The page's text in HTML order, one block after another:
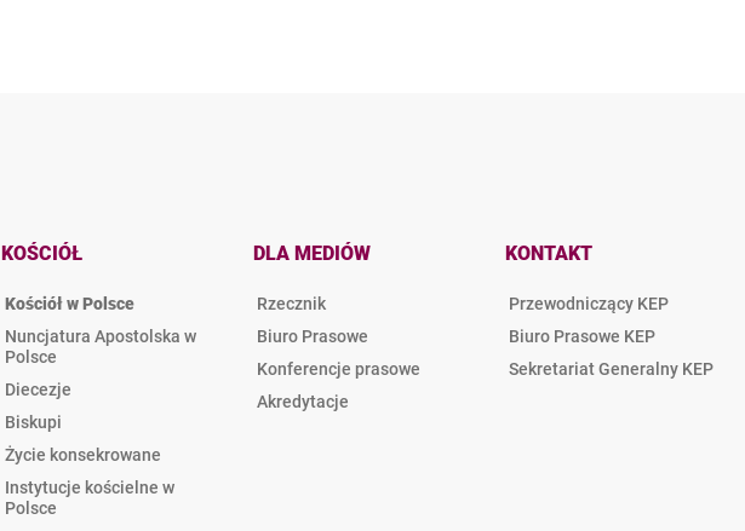
KOŚCIÓŁ
Kościół w Polsce
Nuncjatura Apostolska w
Polsce
Diecezje
Biskupi
Życie konsekrowane
Instytucje kościelne w
Polsce
DLA MEDIÓW
Rzecznik
Biuro Prasowe
Konferencje prasowe
Akredytacje
KONTAKT
Przewodniczący KEP
Biuro Prasowe KEP
Sekretariat Generalny KEP